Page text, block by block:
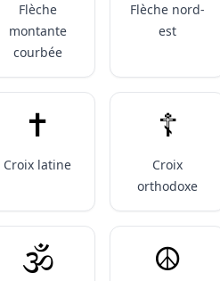
Flèche
montante
courbée
Flèche nord-
est
✝️
Croix latine
☦️
Croix
orthodoxe
🕉️ ☮️